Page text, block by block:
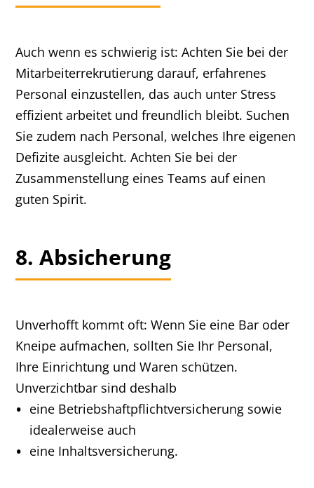
Auch wenn es schwierig ist: Achten Sie bei der
Mitarbeiterrekrutierung darauf, erfahrenes
Personal einzustellen, das auch unter Stress
effizient arbeitet und freundlich bleibt. Suchen
Sie zudem nach Personal, welches Ihre eigenen
Defizite ausgleicht. Achten Sie bei der
Zusammenstellung eines Teams auf einen
guten Spirit.
8. Absicherung
Unverhofft kommt oft: Wenn Sie eine Bar oder
Kneipe aufmachen, sollten Sie Ihr Personal,
Ihre Einrichtung und Waren schützen.
Unverzichtbar sind deshalb
eine Betriebshaftpflichtversicherung sowie
idealerweise auch
eine Inhaltsversicherung.